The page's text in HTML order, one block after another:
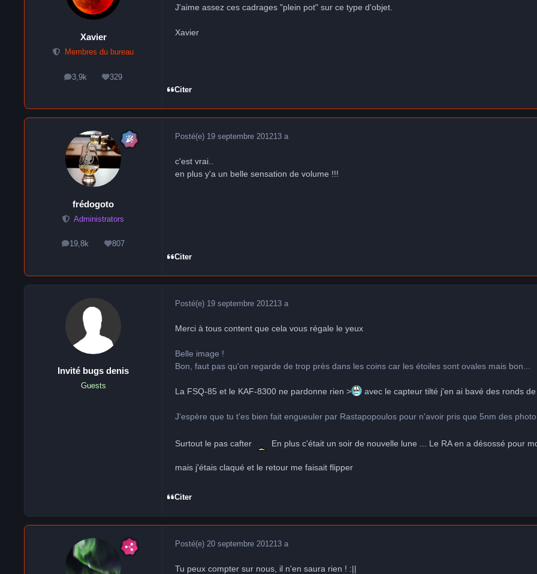
Xavier
Membres du bureau
3,9k
messages329
Réputation
J'aime assez ces cadrages "plein pot" sur ce type d'objet.
Xavier
Citer
frédogoto
Administrators
19,8k
messages807
Réputation
Posté(e) 19 septembre 201213 a
c'est vrai..
en plus y'a un belle sensation de volume !!!
Citer
Invité bugs denis
Guests
Posté(e) 19 septembre 201213 a
Merci à tous content que cela vous régale le yeux
Belle image !
Bon, faut pas qu'on regarde de trop près dans les coins car les étoiles sont ovales mais bon...
La FSQ-85 et le KAF-8300 ne pardonne rien > avec le capteur tilté j'en ai bavé des ronds
J'espère que tu t'es bien fait engueuler par Rastapopoulos pour n'avoir pris que 5nm des
Surtout le pas cafter En plus c'était un soir de nouvelle lune ... Le RA en a désossé pour
mais j'étais claqué et le retour me faisait flipper
Citer
Posté(e) 20 septembre 201213 a
Tu peux compter sur nous, il n'en saura rien ! :||